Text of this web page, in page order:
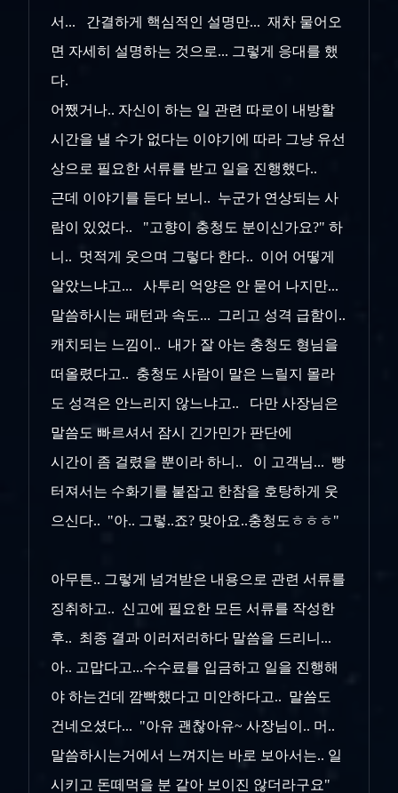
서... 간결하게 핵심적인 설명만... 재차 물어오
면 자세히 설명하는 것으로... 그렇게 응대를 했
다.
어쨌거나.. 자신이 하는 일 관련 따로이 내방할
시간을 낼 수가 없다는 이야기에 따라 그냥 유선
상으로 필요한 서류를 받고 일을 진행했다..
근데 이야기를 듣다 보니.. 누군가 연상되는 사
람이 있었다.. "고향이 충청도 분이신가요?" 하
니.. 멋적게 웃으며 그렇다 한다.. 이어 어떻게
알았느냐고... 사투리 억양은 안 묻어 나지만...
말씀하시는 패턴과 속도... 그리고 성격 급함이..
캐치되는 느낌이.. 내가 잘 아는 충청도 형님을
떠올렸다고.. 충청도 사람이 말은 느릴지 몰라
도 성격은 안느리지 않느냐고.. 다만 사장님은
말씀도 빠르셔서 잠시 긴가민가 판단에
시간이 좀 걸렸을 뿐이라 하니.. 이 고객님... 빵
터져서는 수화기를 붙잡고 한참을 호탕하게 웃
으신다.. "아.. 그렇..죠? 맞아요..충청도ㅎㅎㅎ"
아무튼.. 그렇게 넘겨받은 내용으로 관련 서류를
징취하고.. 신고에 필요한 모든 서류를 작성한
후.. 최종 결과 이러저러하다 말씀을 드리니...
아.. 고맙다고...수수료를 입금하고 일을 진행해
야 하는건데 깜빡했다고 미안하다고.. 말씀도
건네오셨다... "아유 괜찮아유~ 사장님이.. 머..
말씀하시는거에서 느껴지는 바로 보아서는.. 일
시키고 돈떼먹을 분 같아 보이진 않더라구요"